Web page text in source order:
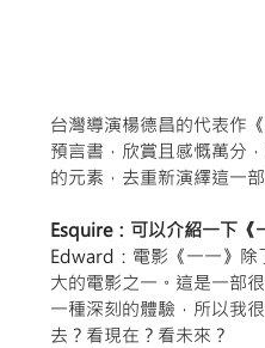
台灣導演楊德昌的代表作
預言書，欣賞且感慨萬分
的元素，去重新演繹這一
Esquire：可以介紹一下《
Edward：電影《一一》除
大的電影之一。這是一部
一種深刻的體驗，所以我
去？看現在？看未來？